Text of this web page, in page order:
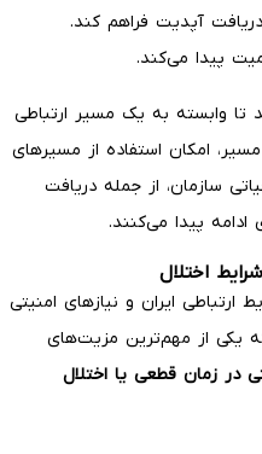
آپدیت فراهم کند.
پیدا می‌کند.
وابسته به یک مسیر ارتباطی
امکان استفاده از مسیرهای
سازمان، از جمله دریافت
ادامه پیدا می‌کنند.
اختلال
ایران و نیازهای امنیتی
یکی از مهم‌ترین مزیت‌های
در زمان قطعی یا اختلال